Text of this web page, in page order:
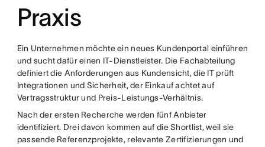
Praxis
Ein Unternehmen möchte ein neues Kundenportal einführen
und sucht dafür einen IT-Dienstleister. Die Fachabteilung
definiert die Anforderungen aus Kundensicht, die IT prüft
Integrationen und Sicherheit, der Einkauf achtet auf
Vertragsstruktur und Preis-Leistungs-Verhältnis.
Nach der ersten Recherche werden fünf Anbieter
identifiziert. Drei davon kommen auf die Shortlist, weil sie
passende Referenzprojekte, relevante Zertifizierungen und